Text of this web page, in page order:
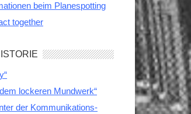
beim Planespotting
together
lockeren Mundwerk“
der Kommunikations-